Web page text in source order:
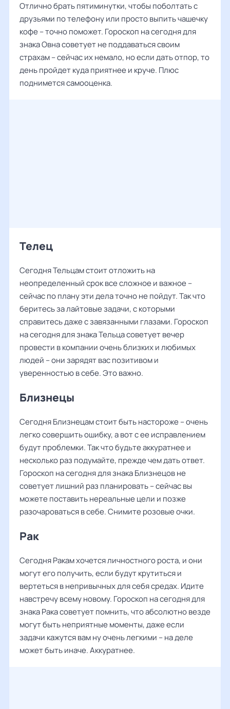
Отлично брать пятиминутки, чтобы поболтать с
друзьями по телефону или просто выпить чашечку
кофе – точно поможет. Гороскоп на сегодня для
знака Овна советует не поддаваться своим
страхам – сейчас их немало, но если дать отпор, то
день пройдет куда приятнее и круче. Плюс
поднимется самооценка.
Телец
Сегодня Тельцам стоит отложить на
неопределенный срок все сложное и важное –
сейчас по плану эти дела точно не пойдут. Так что
беритесь за лайтовые задачи, с которыми
справитесь даже с завязанными глазами. Гороскоп
на сегодня для знака Тельца советует вечер
провести в компании очень близких и любимых
людей – они зарядят вас позитивом и
уверенностью в себе. Это важно.
Близнецы
Сегодня Близнецам стоит быть настороже – очень
легко совершить ошибку, а вот с ее исправлением
будут проблемки. Так что будьте аккуратнее и
несколько раз подумайте, прежде чем дать ответ.
Гороскоп на сегодня для знака Близнецов не
советует лишний раз планировать – сейчас вы
можете поставить нереальные цели и позже
разочароваться в себе. Снимите розовые очки.
Рак
Сегодня Ракам хочется личностного роста, и они
могут его получить, если будут крутиться и
вертеться в непривычных для себя средах. Идите
навстречу всему новому. Гороскоп на сегодня для
знака Рака советует помнить, что абсолютно везде
могут быть неприятные моменты, даже если
задачи кажутся вам ну очень легкими – на деле
может быть иначе. Аккуратнее.